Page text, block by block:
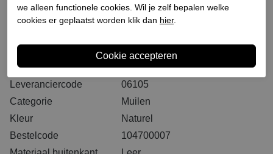
Merk
Belang
Leveranciercode
06105
Categorie
Muilen
Kleur
Naturel
Bestelcode
104700007
we alleen functionele cookies. Wil je zelf bepalen welke
cookies er geplaatst worden klik dan hier.